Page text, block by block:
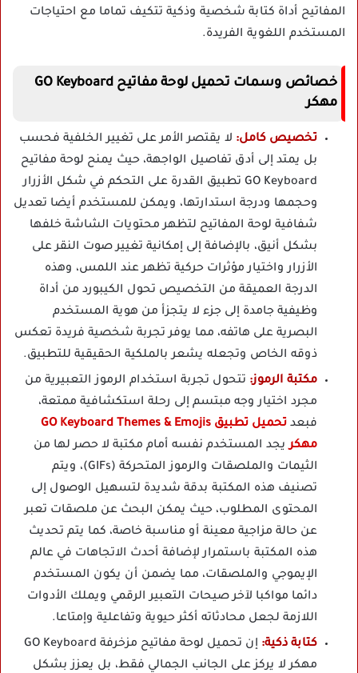
المفاتيح أداة كتابة شخصية وذكية تتكيف تماما مع احتياجات
المستخدم اللغوية الفريدة.
خصائص وسمات تحميل لوحة مفاتيح GO Keyboard
مهكر
تخصيص كامل: لا يقتصر الأمر على تغيير الخلفية فحسب
بل يمتد إلى أدق تفاصيل الواجهة، حيث يمنح لوحة مفاتيح
GO Keyboard تطبيق القدرة على التحكم في شكل الأزرار
وحجمها ودرجة استدارتها، ويمكن للمستخدم أيضا تعديل
شفافية لوحة المفاتيح لتظهر محتويات الشاشة خلفها
بشكل أنيق، بالإضافة إلى إمكانية تغيير صوت النقر على
الأزرار واختيار مؤثرات حركية تظهر عند اللمس، وهذه
الدرجة العميقة من التخصيص تحول الكيبورد من أداة
وظيفية جامدة إلى جزء لا يتجزأ من هوية المستخدم
البصرية على هاتفه، مما يوفر تجربة شخصية فريدة تعكس
ذوقه الخاص وتجعله يشعر بالملكية الحقيقية للتطبيق.
مكتبة الرموز: تتحول تجربة استخدام الرموز التعبيرية من
مجرد اختيار وجه مبتسم إلى رحلة استكشافية ممتعة،
فبعد
تحميل تطبيق GO Keyboard Themes & Emojis
مهكريجد المستخدم نفسه أمام مكتبة لا حصر لها من
الثيمات والملصقات والرموز المتحركة (GIFs)، ويتم
تصنيف هذه المكتبة بدقة شديدة لتسهيل الوصول إلى
المحتوى المطلوب، حيث يمكن البحث عن ملصقات تعبر
عن حالة مزاجية معينة أو مناسبة خاصة، كما يتم تحديث
هذه المكتبة باستمرار لإضافة أحدث الاتجاهات في عالم
الإيموجي والملصقات، مما يضمن أن يكون المستخدم
دائما مواكبا لآخر صيحات التعبير الرقمي ويملك الأدوات
اللازمة لجعل محادثاته أكثر حيوية وتفاعلية وإمتاعا.
كتابة ذكية:
إن تحميل لوحة مفاتيح مزخرفة GO Keyboard
مهكر لا يركز على الجانب الجمالي فقط، بل يعزز بشكل